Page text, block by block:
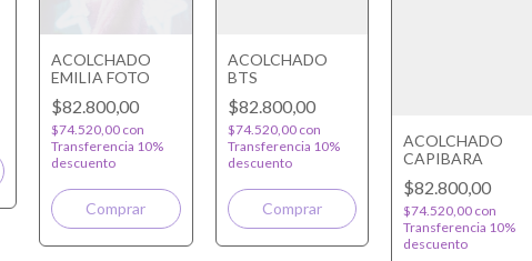
ACOLCHADO
EMILIA FOTO
$82.800,00
$74.520,00 con
Transferencia 10%
descuento
ACOLCHADO
BTS
$82.800,00
$74.520,00 con
Transferencia 10%
descuento
ACOLCHADO
CAPIBARA
$82.800,00
$74.520,00 con
Transferencia 10%
descuento